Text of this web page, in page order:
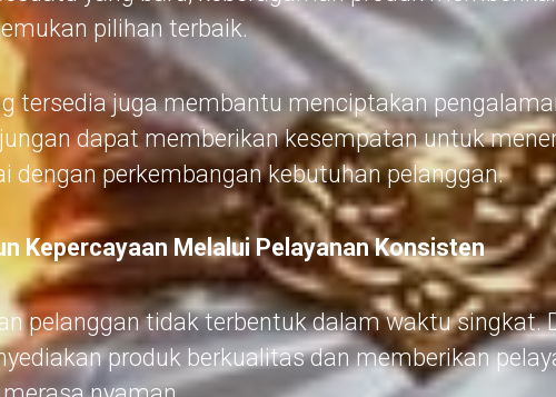
pilihan terbaik.
tersedia juga membantu menciptakan
dapat memberikan kesempatan untuk
dengan perkembangan kebutuhan pelanggan.
Kepercayaan Melalui Pelayanan Konsisten
pelanggan tidak terbentuk dalam waktu singkat.
produk berkualitas dan memberikan